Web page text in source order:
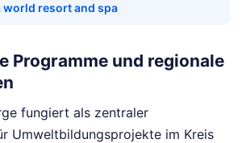
world resort and spa
Programme und regionale
fungiert als zentraler
Umweltbildungsprojekte im Kreis